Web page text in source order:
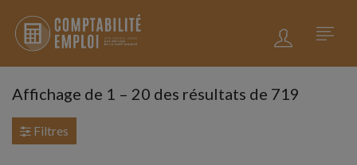
Affichage de 1 – 20 des résultats de 719
Filtres